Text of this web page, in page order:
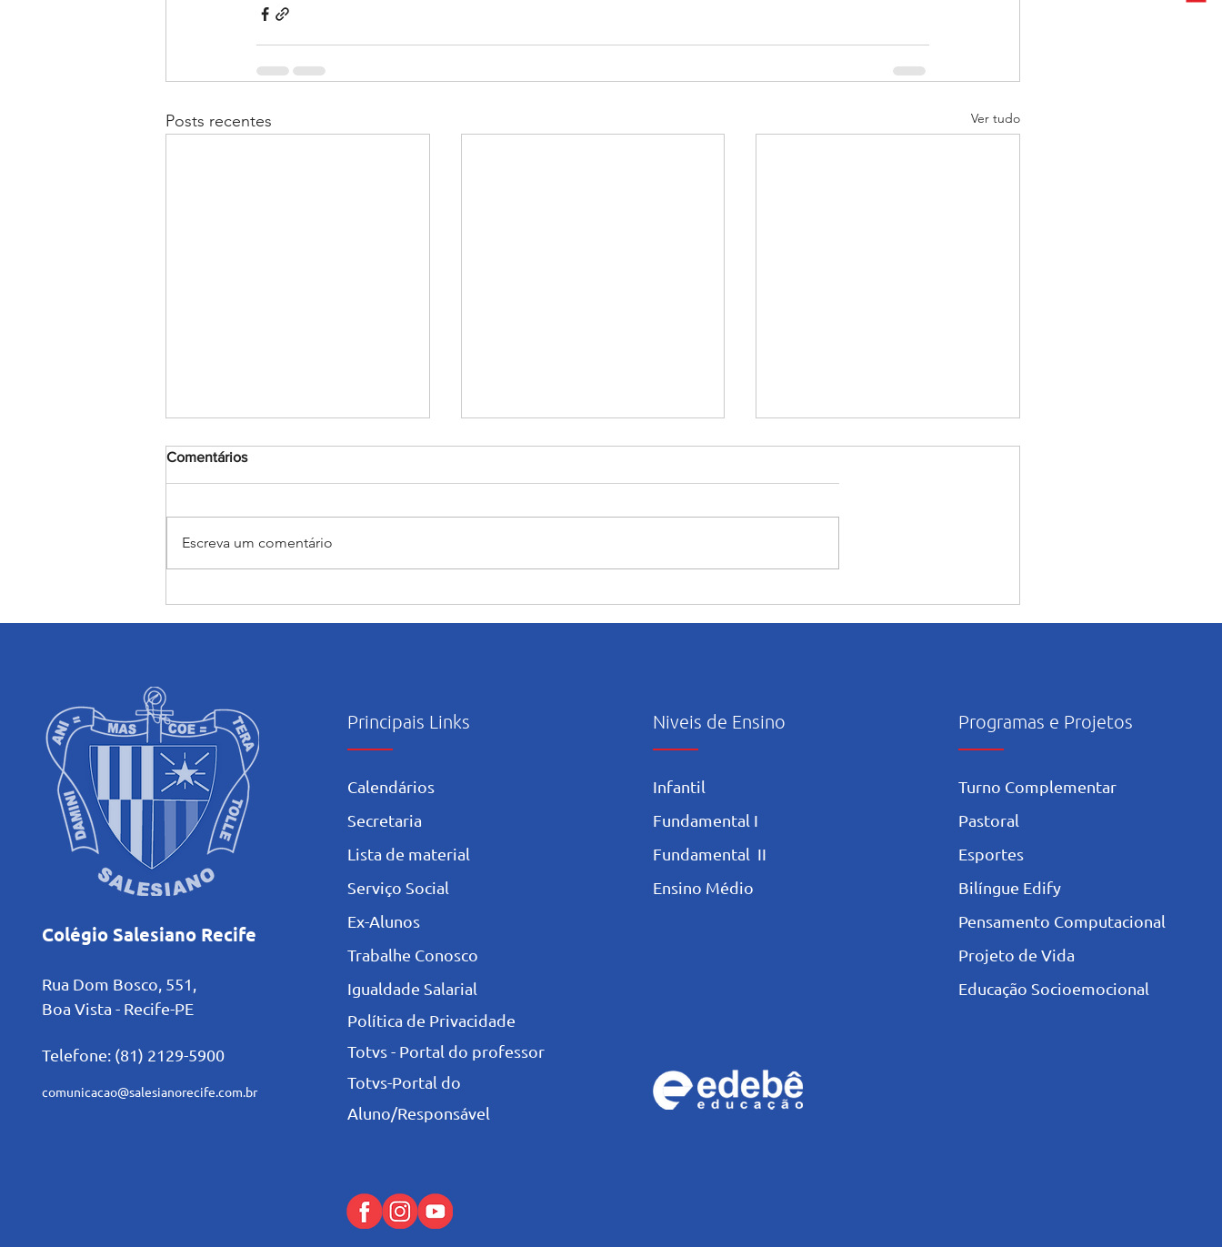
Posts recentes Ver tudo
Comentários
Escreva um comentário
Colégio Salesiano Recife
Rua Dom Bosco, 551,
Boa Vista - Recife-PE
Telefone: (81) 2129-5900
comunicacao@salesianorecife.com.br
Principais Links
Calendários
Secretaria
L ista de material
Serviço Social
Ex-Alunos
Trabalhe Conosco
Igualdade Salarial
Política de Privacidade
Totvs - Portal do professor
Totvs-Portal do
Aluno/Responsável
Niveis de Ensino
Infantil
Fundamental I
Fundamental II
Ensino Médio
Programas e Projetos
Turno Complementar
Pastoral
Esportes
Bilíngue Edify
Pensamento Computacional
Projeto de Vida
Educação Socioemocional